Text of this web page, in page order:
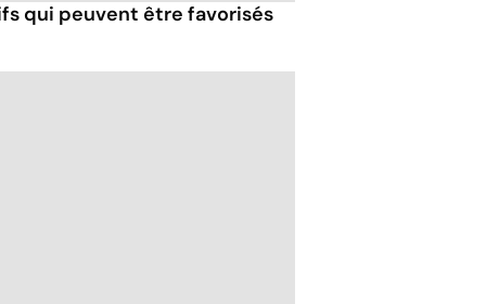
qui peuvent être favorisés